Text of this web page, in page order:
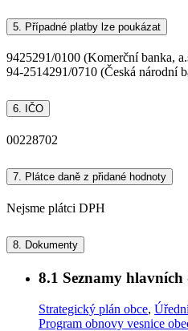
5. Případné platby lze poukázat
9425291/0100 (Komerční banka,
94-2514291/0710 (Česká národní
6. IČO
00228702
7. Plátce daně z přidané hodnoty
Nejsme plátci DPH
8. Dokumenty
8.1 Seznamy
Strategický plán obce,
Program obnovy vesnice